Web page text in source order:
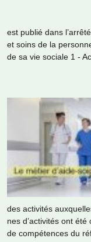
est publié dans
et soins de la
de sa vie sociale 1 -
des acti­vi­tés
nes d’acti­vi­tés ont
de com­pé­ten­ces du